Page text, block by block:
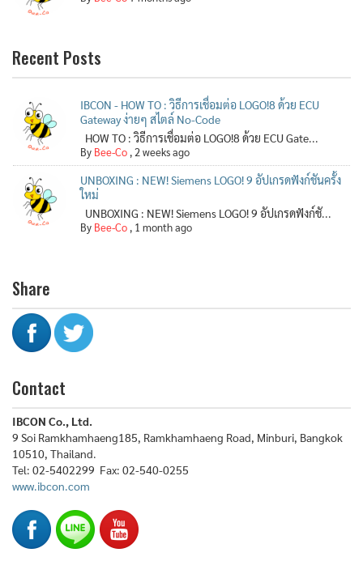
Recent Posts
IBCON - HOW TO : วิธีการเชื่อมต่อ LOGO!8 ด้วย ECU
Gateway ง่ายๆ สไตล์ No-Code
HOW TO : วิธีการเชื่อมต่อ LOGO!8 ด้วย ECU Gate...
By Bee-Co ,2 weeks ago
UNBOXING : NEW! Siemens LOGO! 9 อัปเกรดฟังก์ชันครั้ง
ใหม่
UNBOXING : NEW! Siemens LOGO! 9 อัปเกรดฟังก์ชั...
By Bee-Co , 1 month ago
Share
Contact
IBCON Co., Ltd.
9 Soi Ramkhamhaeng185, Ramkhamhaeng Road, Minburi, Bangkok
10510, Thailand.
Tel: 02-5402299 Fax: 02-540-0255
www.ibcon.com